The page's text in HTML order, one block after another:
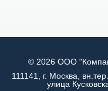
© 2026 ООО
111141, г. Москва,
улица